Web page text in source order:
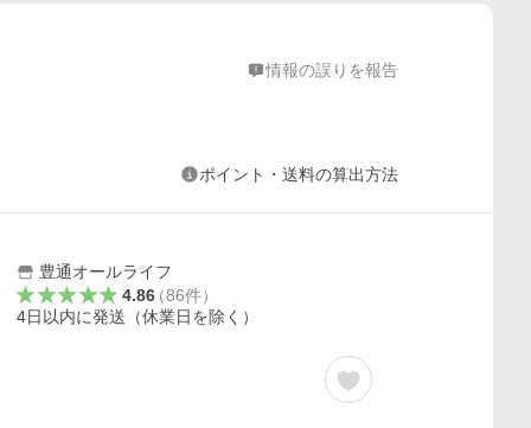
情報の誤りを報告
ポイント・送料の算出方法
豊通オールライフ
4.86（86件）
4日以内に発送（休業日を除く）